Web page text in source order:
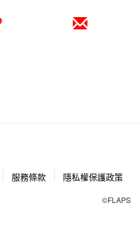
服務條款 隱私權保護政策
©FLAPS